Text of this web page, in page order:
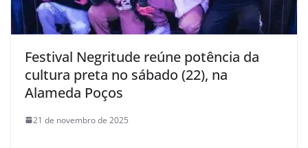
Festival Negritude reúne potência da
cultura preta no sábado (22), na
Alameda Poços
21 de novembro de 2025